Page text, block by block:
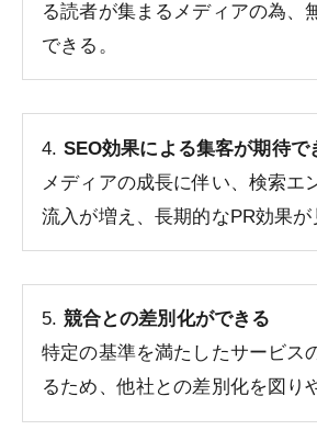
る読者が集まるメディアの為、
できる。
4. SEO効果による集客が期待で
メディアの成長に伴い、検索エ
流入が増え、長期的なPR効果が
5. 競合との差別化ができる
特定の基準を満たしたサービス
るため、他社との差別化を図り